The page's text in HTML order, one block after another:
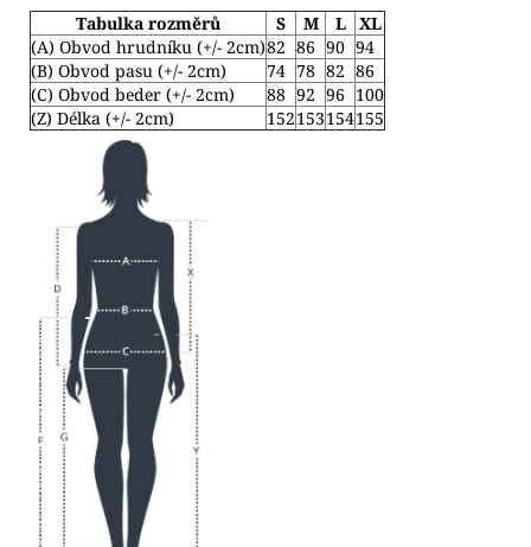
Tabulka rozměrů
S M L
XL
(A) Obvod hrudníku (+/- 2cm)82 86 90 94
(B) Obvod pasu (+/- 2cm)
74 78 82 86
(C) Obvod beder (+/- 2cm)
88 92 96 100
(Z) Délka (+/- 2cm)
152153154155